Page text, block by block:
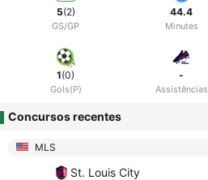
5(2)
GS/GP
44.4
Minutes
1(0)
Gols(P)
-
Assistências
Concursos recentes
MLS
St. Louis City